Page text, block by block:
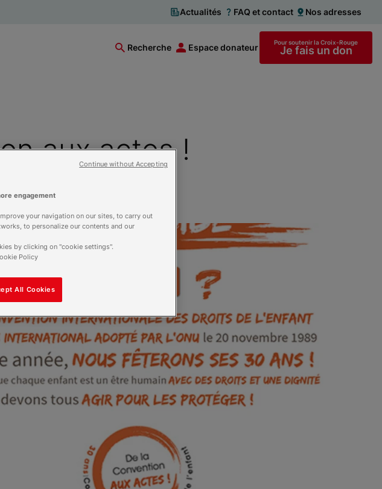
Actualités FAQ et contact Nos adresses
Recherche Espace donateur Pour soutenir la Croix-Rouge
Je fais un don
aux actes !
engagement
your navigation on our sites, to carry out
to personalize our contents and our
by clicking on "cookie settings".
Policy
All Cookies
Continue without Accepting